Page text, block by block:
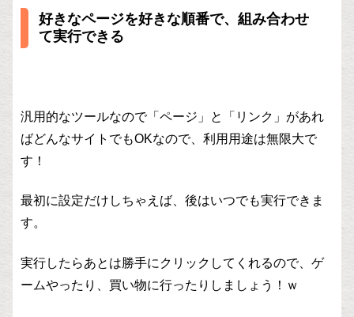
好きなページを好きな順番で、組み合わせ
て実行できる
汎用的なツールなので「ページ」と「リンク」があれ
ばどんなサイトでもOKなので、利用用途は無限大で
す！
最初に設定だけしちゃえば、後はいつでも実行できま
す。
実行したらあとは勝手にクリックしてくれるので、ゲ
ームやったり、買い物に行ったりしましょう！ｗ